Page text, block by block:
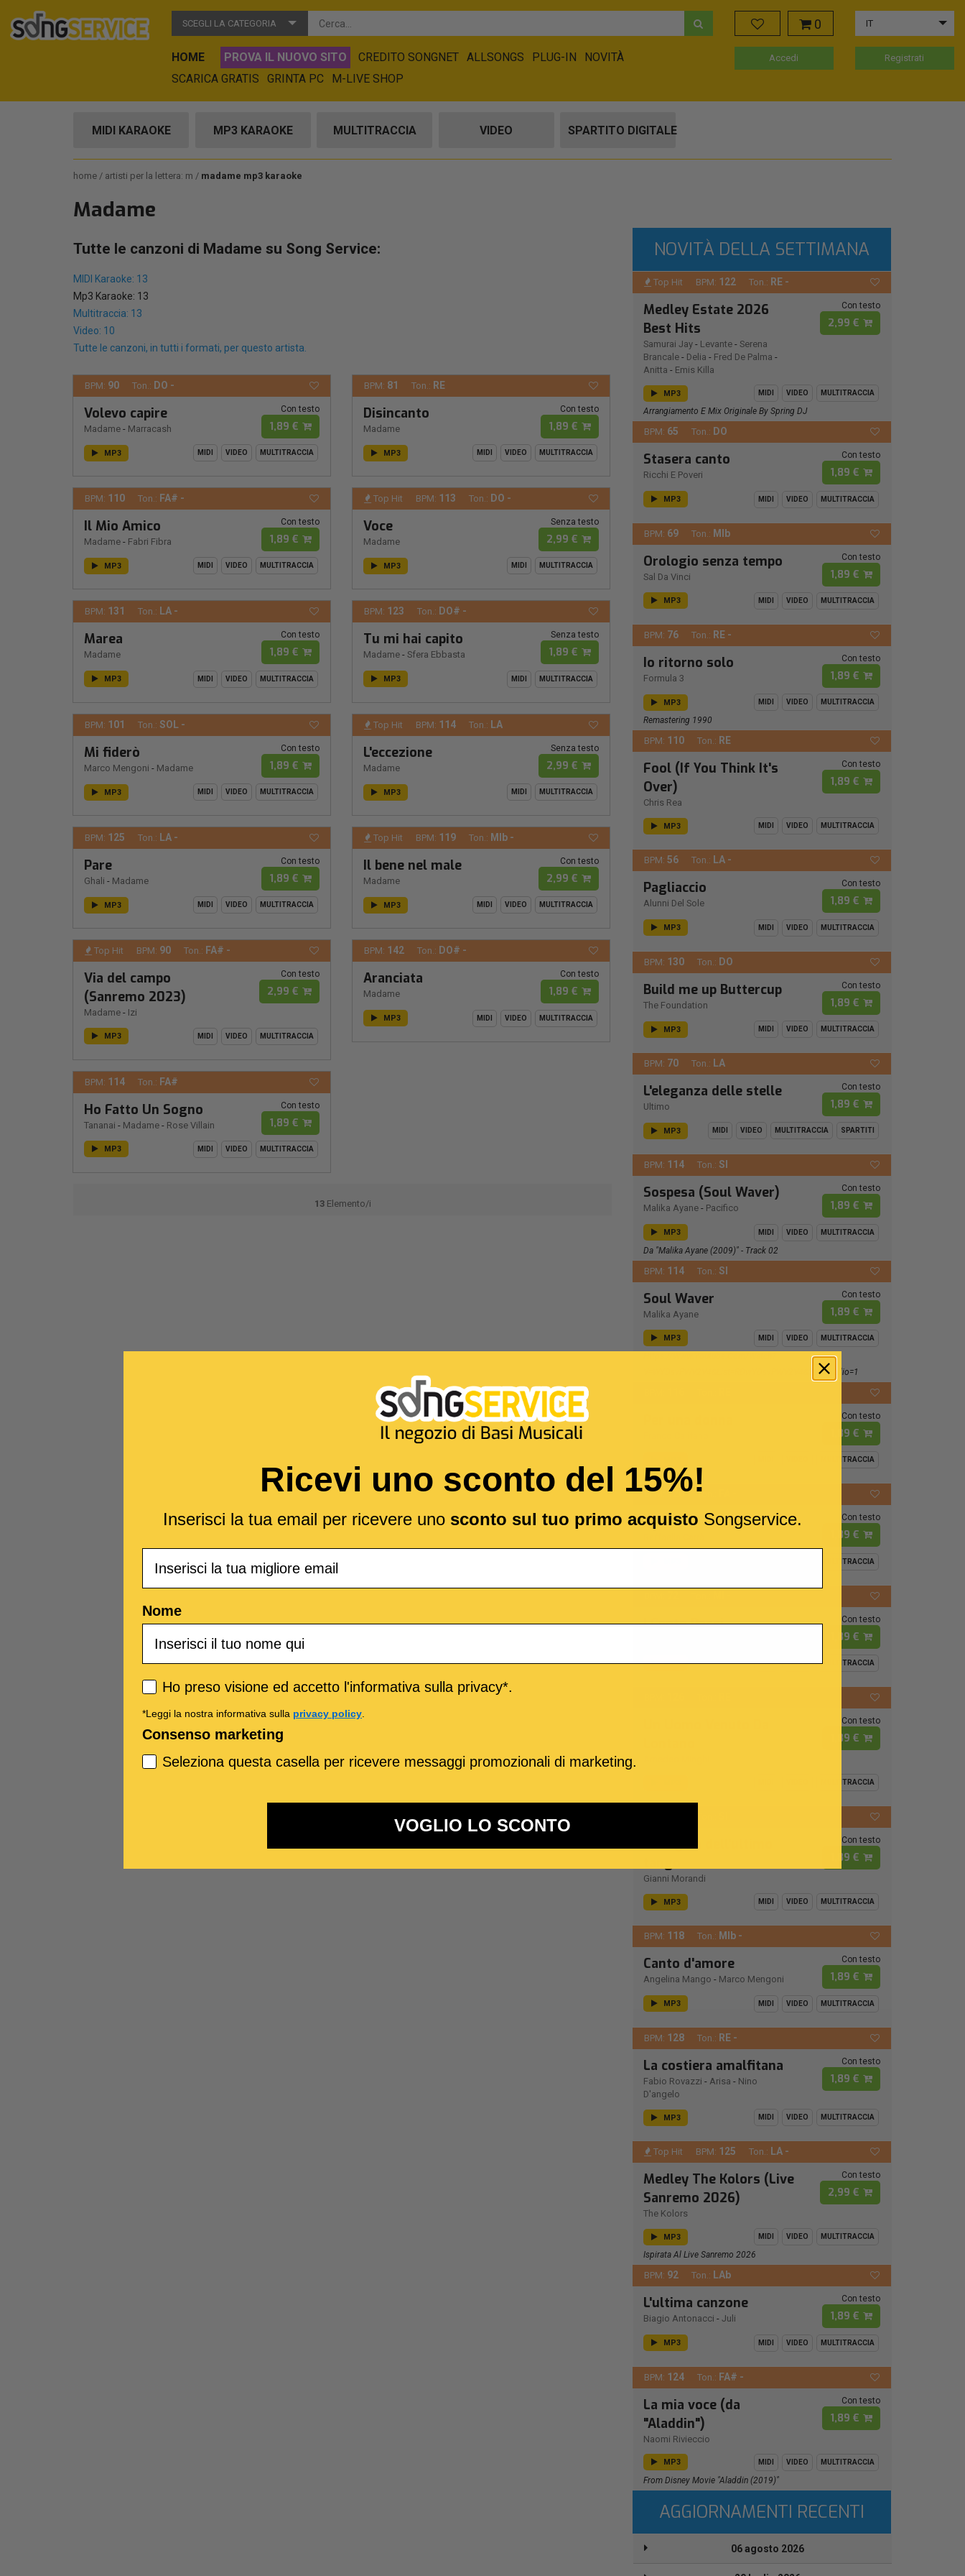
SCEGLI LA CATEGORIA
HOME PROVA IL NUOVO SITO CREDITO SONGNET ALLSONGS PLUG-IN
NOVITÀ
SCARICA GRATIS
GRINTA PC M-LIVE SHOP
0 IT
Accedi Registrati
MIDI KARAOKE MP3 KARAOKE MULTITRACCIA VIDEO SPARTITO DIGITALE
home artisti per la lettera: m madame mp3 karaoke
Madame
Tutte le canzoni di Madame su Song Service:
MIDI Karaoke: 13
Mp3 Karaoke: 13
Multitraccia: 13
Video: 10
Tutte le canzoni, in tutti i formati, per questo artista.
BPM: 90 Ton.: DO -
Volevo capire
Madame - Marracash
Con testo
1,89 €
MP3 MIDI VIDEO MULTITRACCIA
BPM: 81 Ton.: RE
Disincanto
Madame
Con testo
1,89 €
MP3 MIDI VIDEO MULTITRACCIA
BPM: 110 Ton.: FA# -
Il Mio Amico
Madame - Fabri Fibra
Con testo
1,89 €
MP3 MIDI VIDEO MULTITRACCIA
Top Hit BPM: 113 Ton.: DO -
Voce
Madame
Senza testo
2,99 €
MP3 MIDI MULTITRACCIA
BPM: 131 Ton.: LA -
Marea
Madame
Con testo
1,89 €
MP3 MIDI VIDEO MULTITRACCIA
BPM: 123 Ton.: DO# -
Tu mi hai capito
Madame - Sfera Ebbasta
Senza testo
1,89 €
MP3 MIDI MULTITRACCIA
BPM: 101 Ton.: SOL -
Mi fiderò
Marco Mengoni - Madame
Con testo
1,89 €
MP3 MIDI VIDEO MULTITRACCIA
Top Hit BPM: 114 Ton.: LA
L'eccezione
Madame
Senza testo
2,99 €
MP3 MIDI MULTITRACCIA
BPM: 125 Ton.: LA -
Pare
Ghali - Madame
Con testo
1,89 €
MP3 MIDI VIDEO MULTITRACCIA
Top Hit BPM: 119 Ton.: MIb -
Il bene nel male
Madame
Con testo
2,99 €
MP3 MIDI VIDEO MULTITRACCIA
Top Hit BPM: 90 Ton.: FA# -
Via del campo
(Sanremo 2023)
Madame - Izi
Con testo
2,99 €
MP3 MIDI VIDEO MULTITRACCIA
BPM: 142 Ton.: DO# -
Aranciata
Madame
Con testo
1,89 €
MP3 MIDI VIDEO MULTITRACCIA
BPM: 114 Ton.: FA#
Ho Fatto Un Sogno
Tananai - Madame - Rose Villain
Con testo
1,89 €
MP3 MIDI VIDEO MULTITRACCIA
13Elemento/i
NOVITÀ DELLA SETTIMANA
Top Hit BPM: 122 Ton.: RE -
Medley Estate 2026
Best Hits
Samurai Jay - Levante - Serena
Brancale - Delia - Fred De Palma -
Anitta - Emis Killa
Con testo
2,99 €
MP3 MIDI VIDEO MULTITRACCIA
Arrangiamento E Mix Originale By Spring DJ
BPM: 65 Ton.: DO
Stasera canto
Ricchi E Poveri
Con testo
1,89 €
MP3 MIDI VIDEO MULTITRACCIA
BPM: 69 Ton.: MIb
Orologio senza tempo
Sal Da Vinci
Con testo
1,89 €
MP3 MIDI VIDEO MULTITRACCIA
BPM: 76 Ton.: RE -
Io ritorno solo
Formula 3
Con testo
1,89 €
MP3 MIDI VIDEO MULTITRACCIA
Remastering 1990
BPM: 110 Ton.: RE
Fool (If You Think It's
Over)
Chris Rea
Con testo
1,89 €
MP3 MIDI VIDEO MULTITRACCIA
BPM: 56 Ton.: LA -
Pagliaccio
Alunni Del Sole
Con testo
1,89 €
MP3 MIDI VIDEO MULTITRACCIA
BPM: 130 Ton.: DO
Build me up Buttercup
The Foundation
Con testo
1,89 €
MP3 MIDI VIDEO MULTITRACCIA
BPM: 70 Ton.: LA
L'eleganza delle stelle
Ultimo
Con testo
1,89 €
MP3 MIDI VIDEO MULTITRACCIA SPARTITI
BPM: 114 Ton.: SI
Sospesa (Soul Waver)
Malika Ayane - Pacifico
Con testo
1,89 €
MP3 MIDI VIDEO MULTITRACCIA
Da "Malika Ayane (2009)" - Track 02
BPM: 114 Ton.: SI
Soul Waver
Malika Ayane
Con testo
1,89 €
MP3 MIDI VIDEO MULTITRACCIA
V=wYDsvPWV2V4&list=RDwYDsvPWV2V4&start_radio=1
Con testo
1,89 €
MULTITRACCIA
BPM: 120 Ton.:
Luca Con testo
1,89 €
MULTITRACCIA
I Cento Passi Con testo
1,89 €
MP3 MIDI VIDEO MULTITRACCIA
Con testo
1,89 €
MULTITRACCIA
La regina dell'ultimo
Gianni Morandi
Con testo
1,89 €
MP3 MIDI VIDEO MULTITRACCIA
BPM: 118 Ton.: MIb -
Canto d'amore
Angelina Mango - Marco Mengoni
Con testo
1,89 €
MP3 MIDI VIDEO MULTITRACCIA
BPM: 128 Ton.: RE -
La costiera amalfitana
Fabio Rovazzi - Arisa - Nino
D'angelo
Con testo
1,89 €
MP3 MIDI VIDEO MULTITRACCIA
Top Hit BPM: 125 Ton.: LA -
Medley The Kolors (Live
Sanremo 2026)
The Kolors
Con testo
2,99 €
MP3 MIDI VIDEO MULTITRACCIA
Ispirata Al Live Sanremo 2026
BPM: 92 Ton.: LAb
L'ultima canzone
Biagio Antonacci - Juli
Con testo
1,89 €
MP3 MIDI VIDEO MULTITRACCIA
BPM: 124 Ton.: FA# -
La mia voce (da
"Aladdin")
Naomi Rivieccio
Con testo
1,89 €
MP3 MIDI VIDEO MULTITRACCIA
From Disney Movie "Aladdin (2019)"
AGGIORNAMENTI RECENTI
06 agosto 2026
Ricevi uno sconto del 15%!
Inserisci la tua email per ricevere uno sconto sul tuo primo acquisto Songservice.
Nome
Privacy policy
Ho preso visione ed accetto l'informativa sulla privacy*.
*Leggi la nostra informativa sulla privacy policy.
Consenso marketing
Seleziona questa casella per ricevere messaggi promozionali di marketing.
VOGLIO LO SCONTO